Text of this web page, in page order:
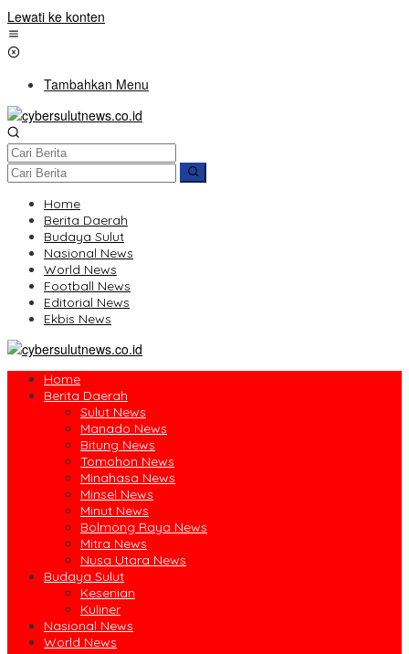
Lewati ke konten
Tambahkan Menu
Home
Berita Daerah
Budaya Sulut
Nasional News
World News
Football News
Editorial News
Ekbis News
Home
Berita Daerah
Sulut News
Manado News
Bitung News
Tomohon News
Minahasa News
Minsel News
Minut News
Bolmong Raya News
Mitra News
Nusa Utara News
Budaya Sulut
Kesenian
Kuliner
Nasional News
World News